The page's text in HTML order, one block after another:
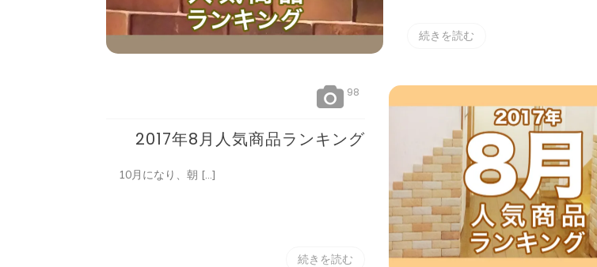
続きを読む
98
2017年8月人気商品ランキング
10月になり、朝 […]
続きを読む